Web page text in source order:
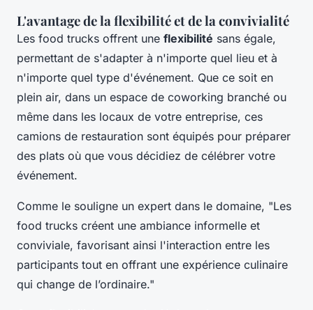
L'avantage de la flexibilité et de la convivialité
Les food trucks offrent une flexibilité sans égale,
permettant de s'adapter à n'importe quel lieu et à
n'importe quel type d'événement. Que ce soit en
plein air, dans un espace de coworking branché ou
même dans les locaux de votre entreprise, ces
camions de restauration sont équipés pour préparer
des plats où que vous décidiez de célébrer votre
événement.
Comme le souligne un expert dans le domaine, "Les
food trucks créent une ambiance informelle et
conviviale, favorisant ainsi l'interaction entre les
participants tout en offrant une expérience culinaire
qui change de l’ordinaire."